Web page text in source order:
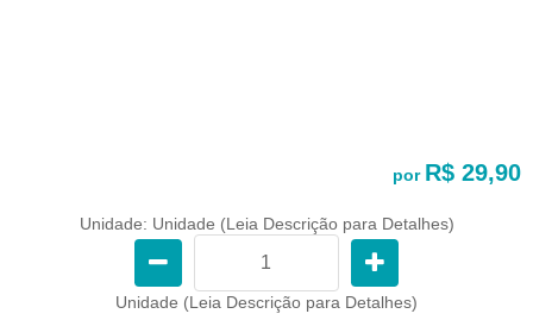
por R$ 29,90
Unidade: Unidade (Leia Descrição para Detalhes)
Unidade (Leia Descrição para Detalhes)